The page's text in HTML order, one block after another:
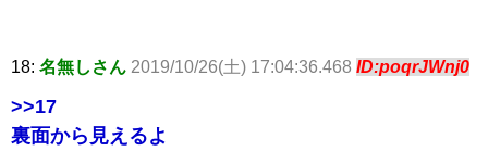
18: 名無しさん 2019/10/26(土) 17:04:36.468 ID:poqrJWnj0
>>17
裏面から見えるよ